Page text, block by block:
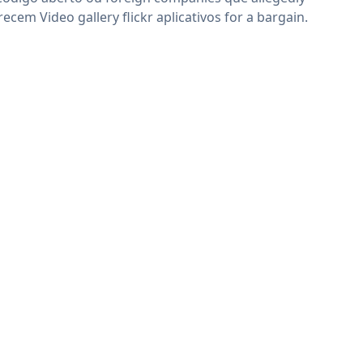
Video gallery flickr aplicativos for a bargain.